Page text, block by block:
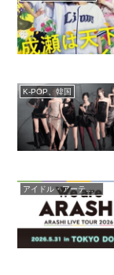
K-POP、韓国
アイドル・アーティスト